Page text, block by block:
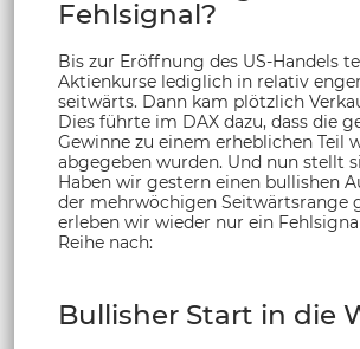
Fehlsignal?
Bis zur Eröffnung des US-Handels
Aktienkurse lediglich in relativ
seitwärts. Dann kam plötzlich
Dies führte im DAX dazu, dass die
Gewinne zu einem erheblichen Teil
abgegeben wurden. Und nun stellt
Haben wir gestern einen bullishen
der mehrwöchigen Seitwärtsrange
erleben wir wieder nur ein
Reihe nach:
Bullisher Start in die